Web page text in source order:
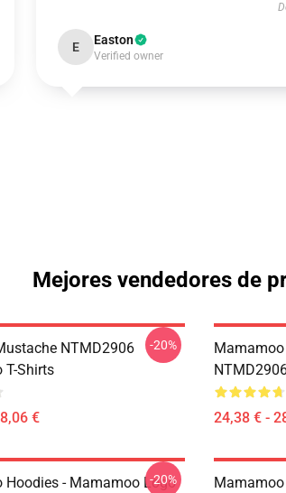
E Easton
Verified owner
Mejores vendedores de
NTMD2906
T-Shirts
€
-20%
24,38 € -
Hoodies - Mamamoo Logo
-20%
Mamamoo